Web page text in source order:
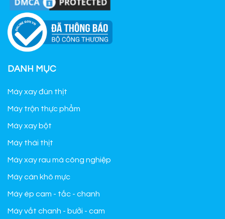
DANH MỤC
Máy xay đùn thịt
Máy trộn thực phẩm
Máy xay bột
Máy thái thịt
Máy xay rau má công nghiệp
Máy cán khô mực
Máy ép cam - tắc - chanh
Máy vắt chanh - bưởi - cam